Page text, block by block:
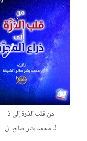
من قلب الذرة إلى ذ
لـ محمد بشر صالح ال